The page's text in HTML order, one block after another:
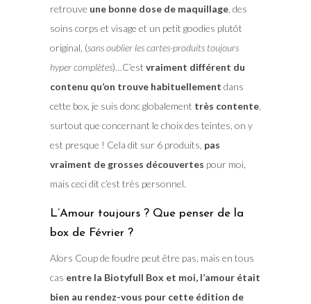
retrouve une bonne dose de maquillage, des
soins corps et visage et un petit goodies plutôt
original, (sans oublier les cartes-produits toujours
hyper complètes)…C’est vraiment différent du
contenu qu’on trouve habituellement dans
cette box, je suis donc globalement très contente,
surtout que concernant le choix des teintes, on y
est presque ! Cela dit sur 6 produits, pas
vraiment de grosses découvertes pour moi,
mais ceci dit c’est très personnel.
L’Amour toujours ? Que penser de la
box de Février ?
Alors Coup de foudre peut être pas, mais en tous
cas entre la Biotyfull Box et moi, l’amour était
bien au rendez-vous pour cette édition de